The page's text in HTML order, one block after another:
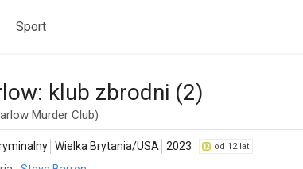
Sport
klub zbrodni (2)
Murder Club)
Wielka Brytania/USA 2023 od 12 lat